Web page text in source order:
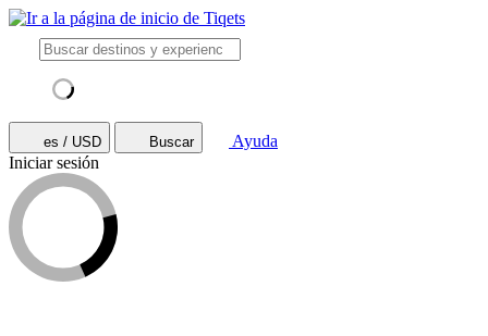
es / USD Buscar
Ayuda
Iniciar sesión